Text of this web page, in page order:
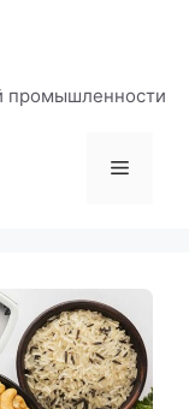
промышленности
Меню